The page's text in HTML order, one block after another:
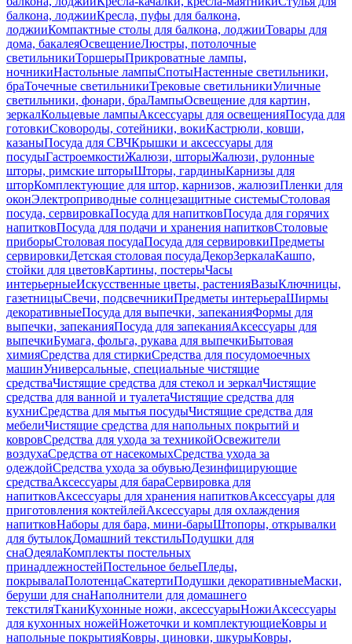
балкона, лоджииКресла, пуфы для балкона,
лоджииКомпактные столы для балкона, лоджииТовары для
дома, бакалеяОсвещениеЛюстры, потолочные
светильникиТоршерыПрикроватные лампы,
ночникиНастольные лампыСпотыНастенные светильники,
браТочечные светильникиТрековые светильникиУличные
светильники, фонари, браЛампыОсвещение для картин,
зеркалКольцевые лампыАксессуары для освещенияПосуда для
готовкиСковороды, сотейники, вокиКастрюли, ковши,
казаныПосуда для СВЧКрышки и аксессуары для
посудыГастроемкостиЖалюзи, шторыЖалюзи, рулонные
шторы, римские шторыШторы, гардиныКарнизы для
шторКомплектующие для штор, карнизов, жалюзиПленки для
оконЭлектроприводные солнцезащитные системыСтоловая
посуда, сервировкаПосуда для напитковПосуда для горячих
напитковПосуда для подачи и хранения напитковСтоловые
приборыСтоловая посудаПосуда для сервировкиПредметы
сервировкиДетская столовая посудаДекорЗеркалаКашпо,
стойки для цветовКартины, постерыЧасы
интерьерныеИскусственные цветы, растенияВазыКлючницы,
газетницыСвечи, подсвечникиПредметы интерьераШирмы
декоративныеПосуда для выпечки, запеканияФормы для
выпечки, запеканияПосуда для запеканияАксессуары для
выпечкиБумага, фольга, рукава для выпечкиБытовая
химияСредства для стиркиСредства для посудомоечных
машинУниверсальные, специальные чистящие
средстваЧистящие средства для стекол и зеркалЧистящие
средства для ванной и туалетаЧистящие средства для
кухниСредства для мытья посудыЧистящие средства для
мебелиЧистящие средства для напольных покрытий и
ковровСредства для ухода за техникойОсвежители
воздухаСредства от насекомыхСредства ухода за
одеждойСредства ухода за обувьюДезинфицирующие
средстваАксессуары для бараСервировка для
напитковАксессуары для хранения напитковАксессуары для
приготовления коктейлейАксессуары для охлаждения
напитковНаборы для бара, мини-барыШтопоры, открывалки
для бутылокДомашний текстильПодушки для
снаОдеялаКомплекты постельных
принадлежностейПостельное бельеПледы,
покрывалаПолотенцаСкатертиПодушки декоративныеМаски,
беруши для снаНаполнители для домашнего
текстиляТканиКухонные ножи, аксессуарыНожиАксессуары
для кухонных ножейНожеточки и комплектующиеКовры и
напольные покрытияКовры, циновки, шкурыКовры,